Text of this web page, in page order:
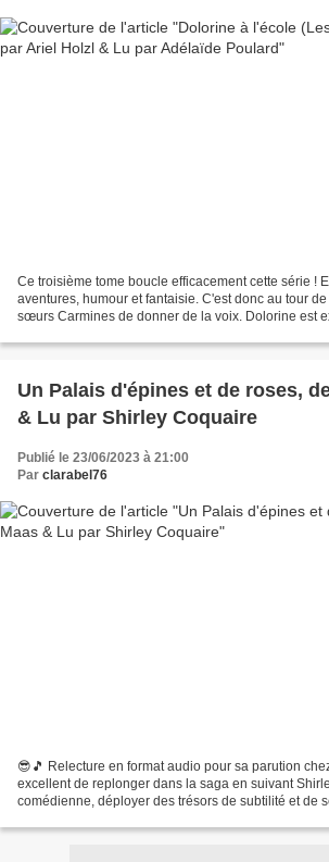
Ce troisième tome boucle efficacement cette série !
aventures, humour et fantaisie. C'est donc au tour
sœurs Carmines de donner de la voix. Dolorine est
Un Palais d'épines et de roses,
& Lu par Shirley Coquaire
Publié le 23/06/2023 à 21:00
Par clarabel76
😎🎵 Relecture en format audio pour sa parution
excellent de replonger dans la saga en suivant
comédienne, déployer des trésors de subtilité et de